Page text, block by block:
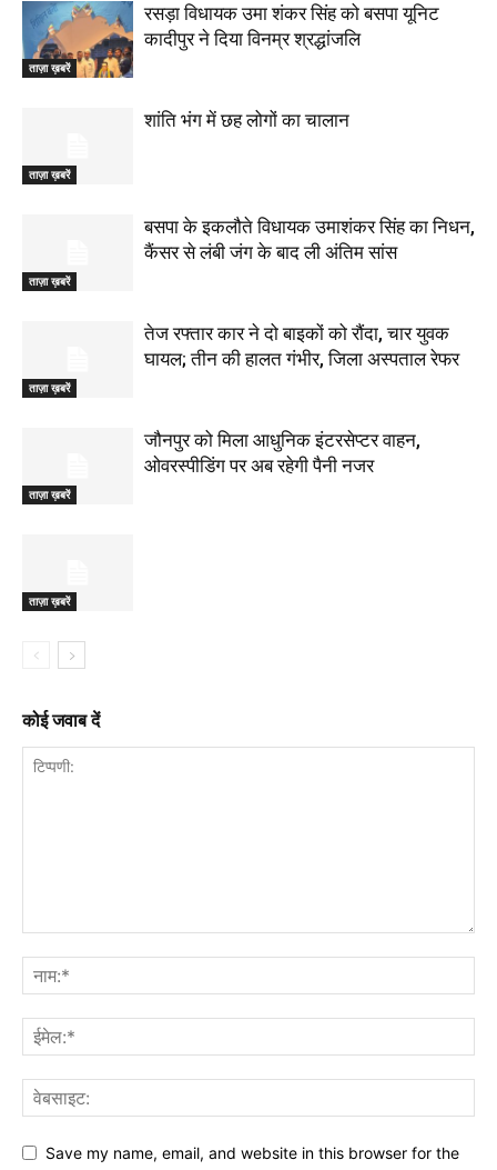
ताज़ा ख़बरें
रसड़ा विधायक उमा शंकर सिंह को बसपा यूनिट
कादीपुर ने दिया विनम्र श्रद्धांजलि
ताज़ा ख़बरें
शांति भंग में छह लोगों का चालान
ताज़ा ख़बरें
बसपा के इकलौते विधायक उमाशंकर सिंह का निधन,
कैंसर से लंबी जंग के बाद ली अंतिम सांस
ताज़ा ख़बरें
तेज रफ्तार कार ने दो बाइकों को रौंदा, चार युवक
घायल; तीन की हालत गंभीर, जिला अस्पताल रेफर
ताज़ा ख़बरें
जौनपुर को मिला आधुनिक इंटरसेप्टर वाहन,
ओवरस्पीडिंग पर अब रहेगी पैनी नजर
ताज़ा ख़बरें
कोई जवाब दें
Save my name, email, and website in this browser for the